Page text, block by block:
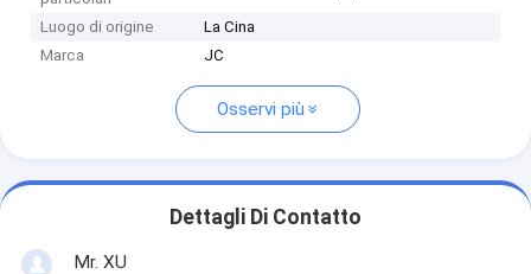
Luogo di origine
La Cina
Marca
JC
Osservi più
Dettagli Di Contatto
Mr. XU